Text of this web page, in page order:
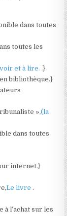
dans toutes
toutes les
et à lire..}
bibliothèque.}
»,(la
dans toutes
internet.}
Le livre.
à l’achat sur les